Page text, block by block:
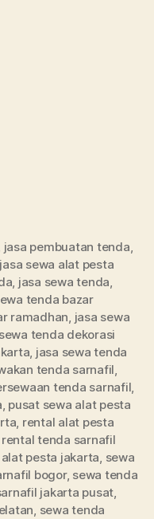
jasa pembuatan tenda,
jasa sewa alat pesta
, jasa sewa tenda,
tenda bazar
ramadhan, jasa sewa
tenda dekorasi
, jasa sewa tenda
tenda sarnafil,
tenda sarnafil,
, pusat sewa alat pesta
, rental alat pesta
rental tenda sarnafil
pesta jakarta, sewa
bogor, sewa tenda
jakarta pusat,
, sewa tenda